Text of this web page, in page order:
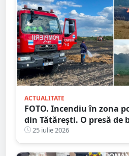
ACTUALITATE
FOTO. Incendiu în zona
din Tătărești. O presă de
complet! Flăcările s-au
25 iulie 2026